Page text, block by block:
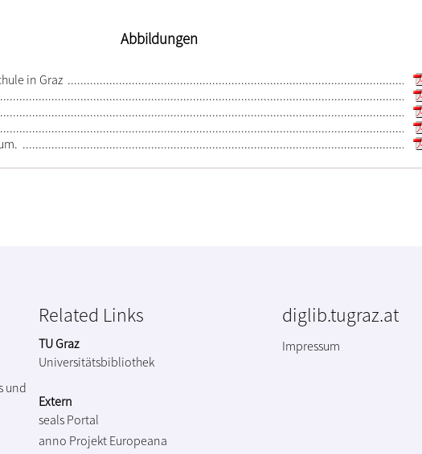
Abbildungen
in Graz
und
Related Links
TU Graz
Universitätsbibliothek
Extern
seals Portal
anno Projekt Europeana
diglib.tugraz.at
Impressum